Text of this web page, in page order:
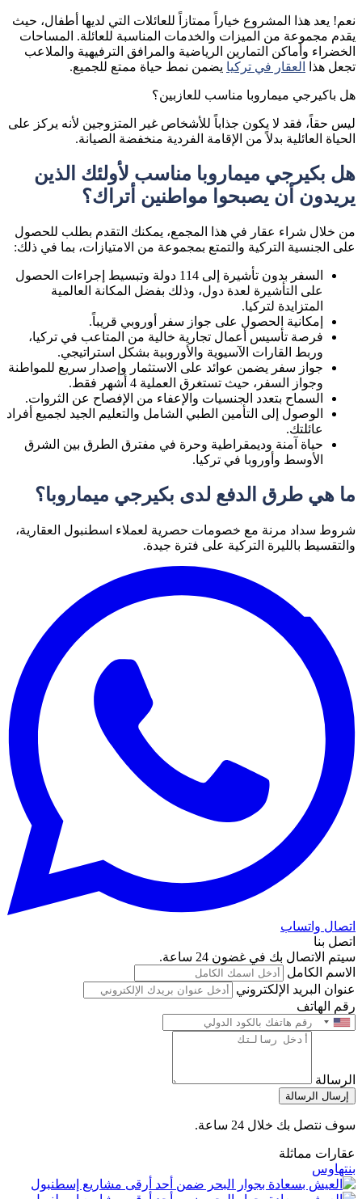
نعم! يعد هذا المشروع خياراً ممتازاً للعائلات التي لديها أطفال، حيث
يقدم مجموعة من الميزات والخدمات المناسبة للعائلة. المساحات
الخضراء وأماكن التمارين الرياضية والمرافق الترفيهية والملاعب
تجعل هذا
العقار في تركيا يضمن نمط حياة ممتع للجميع.
هل باكيرجي ميماروبا مناسب للعازبين؟
ليس حقاً، فقد لا يكون جذاباً للأشخاص غير المتزوجين لأنه يركز على
الحياة العائلية بدلاً من الإقامة الفردية منخفضة الصيانة.
هل بكيرجي ميماروبا مناسب لأولئك الذين
يريدون أن يصبحوا مواطنين أتراك؟
من خلال شراء عقار في هذا المجمع، يمكنك التقدم بطلب للحصول
على الجنسية التركية والتمتع بمجموعة من الامتيازات، بما في ذلك:
السفر بدون تأشيرة إلى 114 دولة وتبسيط إجراءات الحصول
على التأشيرة لعدة دول، وذلك بفضل المكانة العالمية
المتزايدة لتركيا.
إمكانية الحصول على جواز سفر أوروبي قريباً.
فرصة تأسيس أعمال تجارية خالية من المتاعب في تركيا،
وربط القارات الآسيوية والأوروبية بشكل استراتيجي.
جواز سفر يضمن عوائد على الاستثمار وإصدار سريع للمواطنة
وجواز السفر، حيث تستغرق العملية 4 أشهر فقط.
السماح بتعدد الجنسيات والإعفاء من الإفصاح عن الثروات.
الوصول إلى التأمين الطبي الشامل والتعليم الجيد لجميع أفراد
عائلتك.
حياة آمنة وديمقراطية وحرة في مفترق الطرق بين الشرق
الأوسط وأوروبا في تركيا.
ما هي طرق الدفع لدى بكيرجي ميماروبا؟
شروط سداد مرنة مع خصومات حصرية لعملاء اسطنبول العقارية،
والتقسيط بالليرة التركية على فترة جيدة.
اتصال واتساب
اتصل بنا
سيتم الاتصال بك في غضون 24 ساعة.
الاسم الكامل
عنوان البريد الإلكتروني
رقم الهاتف
الرسالة
إرسال الرسالة
سوف نتصل بك خلال 24 ساعة.
عقارات مماثلة
بنتهاوس